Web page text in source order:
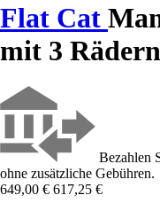
Flat Cat
mit 3
Bezahlen
ohne zusätzliche Gebühren.
649,00 € 617,25 €